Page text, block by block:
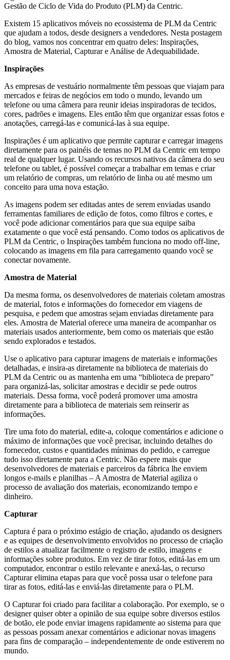
Gestão de Ciclo de Vida do Produto (PLM) da Centric.
Existem 15 aplicativos móveis no ecossistema de PLM da Centric
que ajudam a todos, desde designers a vendedores. Nesta postagem
do blog, vamos nos concentrar em quatro deles: Inspirações,
Amostra de Material, Capturar e Análise de Adequabilidade.
Inspirações
As empresas de vestuário normalmente têm pessoas que viajam para
mercados e feiras de negócios em todo o mundo, levando um
telefone ou uma câmera para reunir ideias inspiradoras de tecidos,
cores, padrões e imagens. Eles então têm que organizar essas fotos e
anotações, carregá-las e comunicá-las à sua equipe.
Inspirações é um aplicativo que permite capturar e carregar imagens
diretamente para os painéis de temas no PLM da Centric em tempo
real de qualquer lugar. Usando os recursos nativos da câmera do seu
telefone ou tablet, é possível começar a trabalhar em temas e criar
um relatório de compras, um relatório de linha ou até mesmo um
conceito para uma nova estação.
As imagens podem ser editadas antes de serem enviadas usando
ferramentas familiares de edição de fotos, como filtros e cortes, e
você pode adicionar comentários para que sua equipe saiba
exatamente o que você está pensando. Como todos os aplicativos de
PLM da Centric, o Inspirações também funciona no modo off-line,
colocando as imagens em fila para carregamento quando você se
conectar novamente.
Amostra de Material
Da mesma forma, os desenvolvedores de materiais coletam amostras
de material, fotos e informações do fornecedor em viagens de
pesquisa, e pedem que amostras sejam enviadas diretamente para
eles. Amostra de Material oferece uma maneira de acompanhar os
materiais usados ​​anteriormente, bem como os materiais que estão
sendo explorados e testados.
Use o aplicativo para capturar imagens de materiais e informações
detalhadas, e insira-as diretamente na biblioteca de materiais do
PLM da Centric ou as mantenha em uma “biblioteca de preparo”
para organizá-las, solicitar amostras e decidir se pede outros
materiais. Dessa forma, você poderá promover uma amostra
diretamente para a biblioteca de materiais sem reinserir as
informações.
Tire uma foto do material, edite-a, coloque comentários e adicione o
máximo de informações que você precisar, incluindo detalhes do
fornecedor, custos e quantidades mínimas do pedido, e carregue
tudo isso diretamente para a Centric. Não espere mais que
desenvolvedores de materiais e parceiros da fábrica lhe enviem
longos e-mails e planilhas – A Amostra de Material agiliza o
processo de avaliação dos materiais, economizando tempo e
dinheiro.
Capturar
Captura é para o próximo estágio de criação, ajudando os designers
e as equipes de desenvolvimento envolvidos no processo de criação
de estilos a atualizar facilmente o registro de estilo, imagens e
informações sobre produtos. Em vez de tirar fotos, editá-las em um
computador, encontrar o estilo relevante e anexá-las, o recurso
Capturar elimina etapas para que você possa usar o telefone para
tirar as fotos, editá-las e enviá-las diretamente para o PLM.
O Capturar foi criado para facilitar a colaboração. Por exemplo, se o
designer quiser obter a opinião de sua equipe sobre diversos estilos
de botão, ele pode enviar imagens rapidamente ao sistema para que
as pessoas possam anexar comentários e adicionar novas imagens
para fins de comparação – independentemente de onde estiverem no
mundo.